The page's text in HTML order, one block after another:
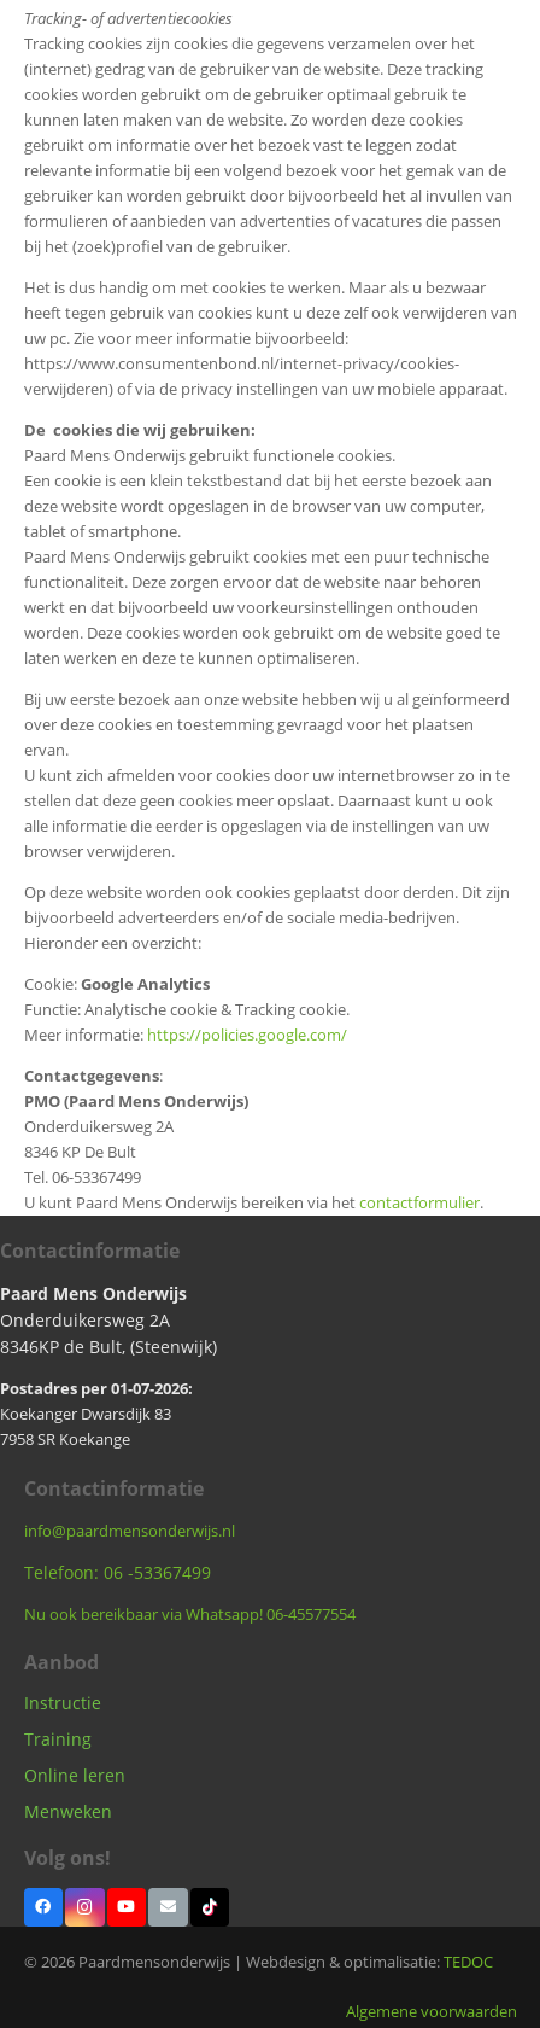
Tracking- of advertentiecookies
Tracking cookies zijn cookies die gegevens verzamelen over het
(internet) gedrag van de gebruiker van de website. Deze tracking
cookies worden gebruikt om de gebruiker optimaal gebruik te
kunnen laten maken van de website. Zo worden deze cookies
gebruikt om informatie over het bezoek vast te leggen zodat
relevante informatie bij een volgend bezoek voor het gemak van de
gebruiker kan worden gebruikt door bijvoorbeeld het al invullen van
formulieren of aanbieden van advertenties of vacatures die passen
bij het (zoek)profiel van de gebruiker.
Het is dus handig om met cookies te werken. Maar als u bezwaar
heeft tegen gebruik van cookies kunt u deze zelf ook verwijderen van
uw pc. Zie voor meer informatie bijvoorbeeld:
https://www.consumentenbond.nl/internet-privacy/cookies-
verwijderen) of via de privacy instellingen van uw mobiele apparaat.
De cookies die wij gebruiken:
Paard Mens Onderwijs gebruikt functionele cookies.
Een cookie is een klein tekstbestand dat bij het eerste bezoek aan
deze website wordt opgeslagen in de browser van uw computer,
tablet of smartphone.
Paard Mens Onderwijs gebruikt cookies met een puur technische
functionaliteit. Deze zorgen ervoor dat de website naar behoren
werkt en dat bijvoorbeeld uw voorkeursinstellingen onthouden
worden. Deze cookies worden ook gebruikt om de website goed te
laten werken en deze te kunnen optimaliseren.
Bij uw eerste bezoek aan onze website hebben wij u al geïnformeerd
over deze cookies en toestemming gevraagd voor het plaatsen
ervan.
U kunt zich afmelden voor cookies door uw internetbrowser zo in te
stellen dat deze geen cookies meer opslaat. Daarnaast kunt u ook
alle informatie die eerder is opgeslagen via de instellingen van uw
browser verwijderen.
Op deze website worden ook cookies geplaatst door derden. Dit zijn
bijvoorbeeld adverteerders en/of de sociale media-bedrijven.
Hieronder een overzicht:
Cookie:Google Analytics
Functie: Analytische cookie & Tracking cookie.
Meer informatie: https://policies.google.com/
Contactgegevens:
PMO (Paard Mens Onderwijs)
Onderduikersweg 2A
8346 KP De Bult
Tel. 06-53367499
U kunt Paard Mens Onderwijs bereiken via hetcontactformulier.
Contactinformatie
Paard Mens Onderwijs
Onderduikersweg 2A
8346KP de Bult, (Steenwijk)
Postadres per 01-07-2026:
Koekanger Dwarsdijk 83
7958 SR Koekange
Contactinformatie
info@paardmensonderwijs.nl
Telefoon: 06 -53367499
Nu ook bereikbaar via Whatsapp! 06-45577554
Aanbod
Instructie
Training
Online leren
Menweken
Volg ons!
© 2026 Paardmensonderwijs | Webdesign & optimalisatie:TEDOC
Algemene voorwaarden